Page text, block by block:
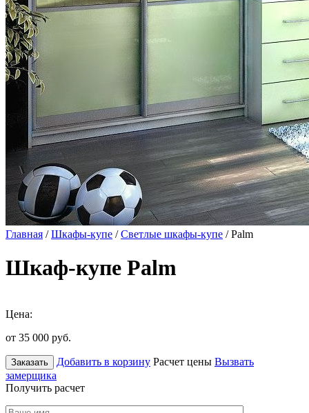
Главная /Шкафы-купе /Светлые шкафы-купе / Palm
Шкаф-купе Palm
Цена:
от 35 000 руб.
Заказать Добавить в корзину Расчет цены Вызвать
замерщика
Получить расчет